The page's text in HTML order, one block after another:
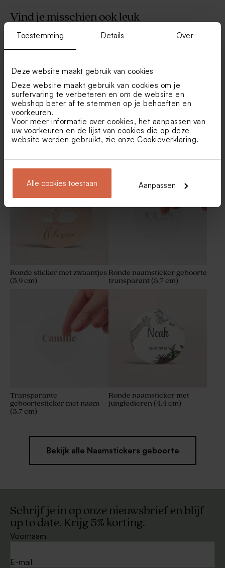
Toestemming Details Over
Deze website maakt gebruik van cookies
Deze website maakt gebruik van cookies om je
surfervaring te verbeteren en om de website en
webshop beter af te stemmen op je behoeften en
voorkeuren.
Voor meer informatie over cookies, het aanpassen van
uw voorkeuren en de lijst van cookies die op deze
website worden gebruikt, zie onze Cookieverklaring.
Alle cookies toestaan Aanpassen
Geboortebord tuin met
Lief geboortelabel met
Babyborrelkaartje met
bosdieren en naam
Glazen buisjes met kurk
De Bock amandelbonen
marmer wit goud 1kg (± 295
Glazen spray flesje met
Vind je misschien ook leuk
Lieve naamsticker geboorte
strik (3,7 cm)
Roze naamsticker rond met
Ronde sticker met zwaantjes
(5,9 cm)
Ronde naamsticker geboorte
transparant (3,7 cm)
Transparante
geboortesticker met naam
(3,7 cm)
Ronde naamsticker met
jungledieren (4,4 cm)
Bekijk alle Naamstickers geboorte
Schrijf je in op onze nieuwsbrief en blijf
up to date. Krijg 5% korting.
Voornaam
E-mail